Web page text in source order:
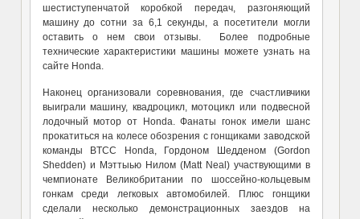
шестиступенчатой коробкой передач, разгоняющий
машину до сотни за 6,1 секунды, а посетители могли
оставить о нем свои отзывы. Более подробные
технические характеристики машины можете узнать на
сайте Honda.
Наконец организовали соревнования, где счастливчики
выиграли машину, квадроцикл, мотоцикл или подвесной
лодочный мотор от Honda. Фанаты гонок имели шанс
прокатиться на колесе обозрения с гонщиками заводской
команды BTCC Honda, Гордоном Шедденом (Gordon
Shedden) и Мэттыью Нилом (Matt Neal) участвующими в
чемпионате Великобритании по шоссейно-кольцевым
гонкам среди легковых автомобилей. Плюс гонщики
сделали несколько демонстрационных заездов на